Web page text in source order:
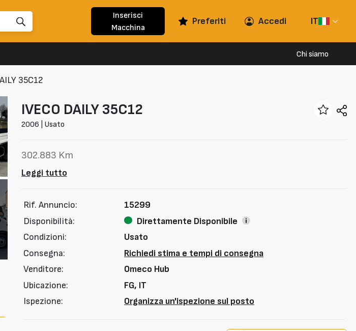
Inserisci
Macchina
Preferiti Accedi IT
Chi siamo
35C12
IVECO DAILY35C12
2006 | Usato
302.883 Km
Leggi tutto
Rif. Annuncio:
15299
Disponibilità:
Direttamente Disponibile
Condizioni:
Usato
Consegna:
Richiedi stima e tempi di consegna
Venditore:
Omeco Hub
Ubicazione:
FG, IT
Ispezione:
Organizza un'ispezione sul posto